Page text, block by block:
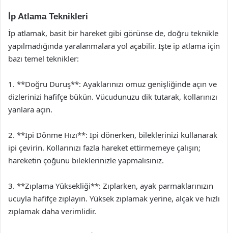
İp Atlama Teknikleri
İp atlamak, basit bir hareket gibi görünse de, doğru teknikle
yapılmadığında yaralanmalara yol açabilir. İşte ip atlama için
bazı temel teknikler:
1. **Doğru Duruş**: Ayaklarınızı omuz genişliğinde açın ve
dizlerinizi hafifçe bükün. Vücudunuzu dik tutarak, kollarınızı
yanlara açın.
2. **İpi Dönme Hızı**: İpi dönerken, bileklerinizi kullanarak
ipi çevirin. Kollarınızı fazla hareket ettirmemeye çalışın;
hareketin çoğunu bileklerinizle yapmalısınız.
3. **Zıplama Yüksekliği**: Zıplarken, ayak parmaklarınızın
ucuyla hafifçe zıplayın. Yüksek zıplamak yerine, alçak ve hızlı
zıplamak daha verimlidir.